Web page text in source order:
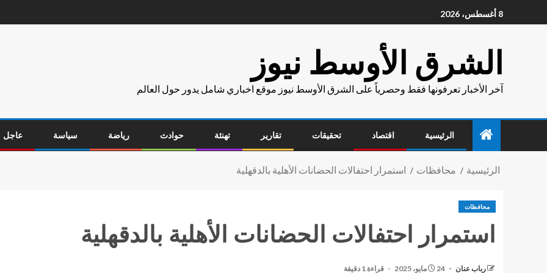
8 أغسطس، 2026
الشرق الأوسط نيوز
آخر الأخبار تعرفونها فقط وحصرياً على الشرق الأوسط نيوز موقع اخباري شامل يدور حول العالم
الرئيسية اقتصاد تحقيقات تقارير تهنئة حوادث رياضة سياسة عاجل
الرئيسية محافظات استمرار احتفالات الحضانات الأهلية بالدقهلية
محافظات
استمرار احتفالات الحضانات الأهلية بالدقهلية
رباب عنان 24 مايو، 2025 قراءة 1 دقيقة